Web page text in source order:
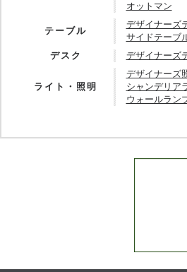
オットマン
テーブル
デザイナーズ
サイドテーブ
デスク
デザイナーズ
ライト・照明
デザイナーズ
シャンデリア
ウォールラン